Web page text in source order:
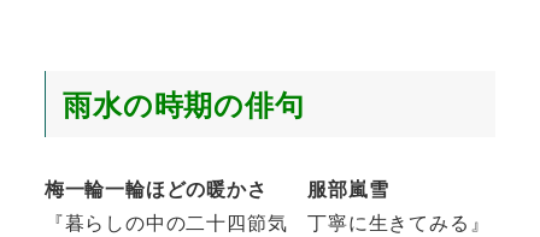
雨水の時期の俳句
梅一輪一輪ほどの暖かさ 服部嵐雪
『暮らしの中の二十四節気 丁寧に生きてみる』